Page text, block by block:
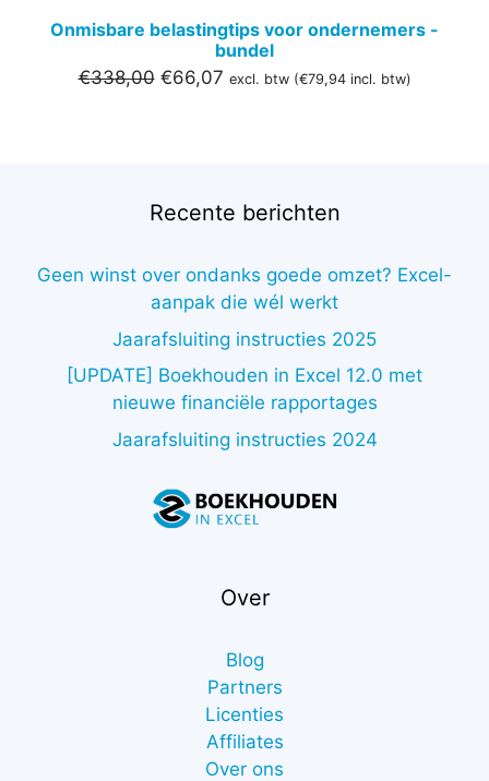
Onmisbare belastingtips voor ondernemers -
bundel
€338,00 Oorspronkelijke
€66,07Huidige
excl. btw (€79,94incl. btw)
Recente berichten
Geen winst over ondanks goede omzet? Excel-
aanpak die wél werkt
Jaarafsluiting instructies 2025
[UPDATE] Boekhouden in Excel 12.0 met
nieuwe financiële rapportages
Jaarafsluiting instructies 2024
Over
Blog
Partners
Licenties
Affiliates
Over ons